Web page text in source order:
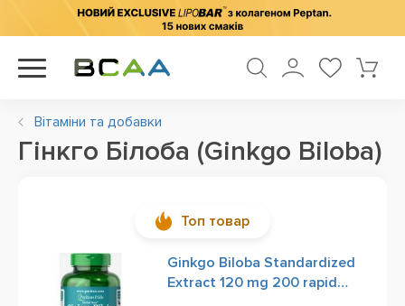
Вітаміни та добавки
Гінкго Білоба (Ginkgo Biloba)
Топ товар
Ginkgo Biloba Standardized
Extract 120 mg 200 rapid